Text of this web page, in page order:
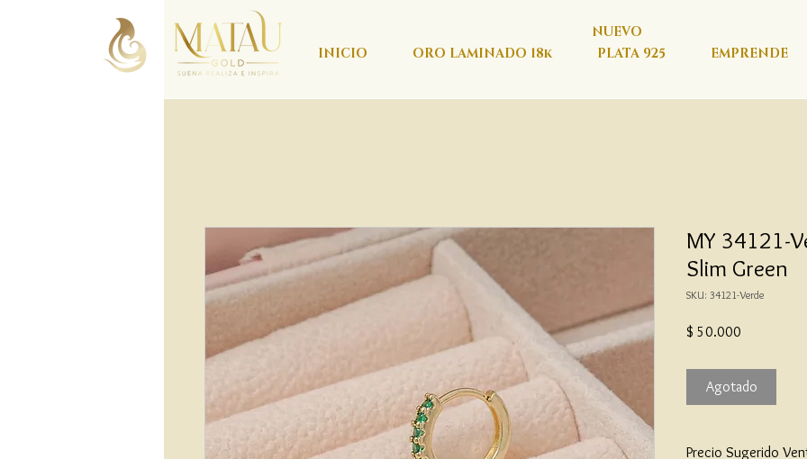
INICIO ORO LAMINADO 18k PLATA 925 EMPRENDE
NUEVO
MY 34121-
Slim Green
SKU: 34121-Verde
$ 50.000
Agotado
Precio Sugerido